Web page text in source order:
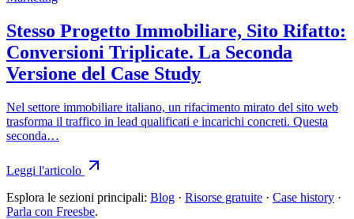
Stesso Progetto Immobiliare, Sito Rifatto:
Conversioni Triplicate. La Seconda
Versione del Case Study
Nel settore immobiliare italiano, un rifacimento mirato del sito web
trasforma il traffico in lead qualificati e incarichi concreti. Questa
seconda…
Leggi l'articolo
Esplora le sezioni principali: Blog · Risorse gratuite · Case history ·
Parla con Freesbe.